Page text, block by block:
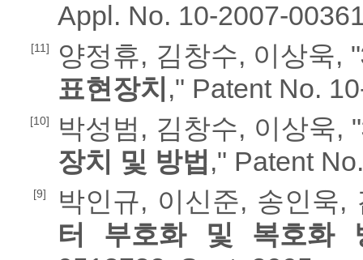
Appl. No. 10-2007-
[11] 양정휴, 김창수, 이상욱, "
표현장치 ," Patent No.
[10] 박성범, 김창수, 이상욱, "
장치 및 방법," Patent
[9]
박인규, 이신준, 송인욱,
터 부호화 및 복호화